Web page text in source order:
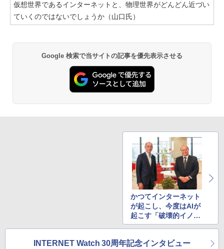
仮想世界であるインターネットと、物理世界がどんどん近づい
ていくのではないでしょうか（山口氏）
Google 検索で当サイトの記事を優先表示させる
かつてインターネット
が起こし、今度はAIが
起こす「破壊的イノベ
ーション」を乗り越え
INTERNET Watch 30周年記念インタビュー